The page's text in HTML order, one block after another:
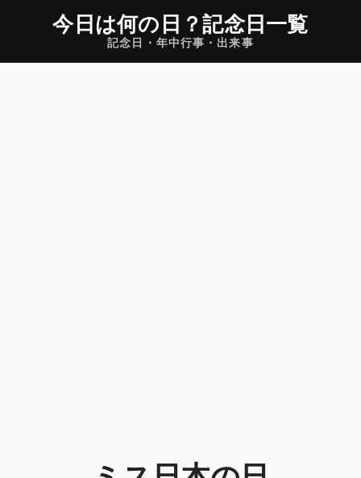
今日は何の日 ？記念日一覧
記念日・年中行事・出来事